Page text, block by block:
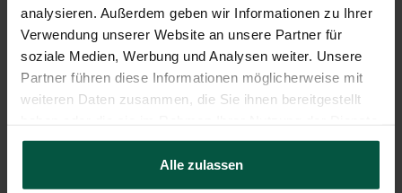
analysieren. Außerdem geben wir Informationen zu Ihrer
Verwendung unserer Website an unsere Partner für
soziale Medien, Werbung und Analysen weiter. Unsere
Partner führen diese Informationen möglicherweise mit
weiteren Daten zusammen, die Sie ihnen bereitgestellt
gesammelt haben.
Alle zulassen
Add to cart
Universal building blocks -
Sale price
€38,90